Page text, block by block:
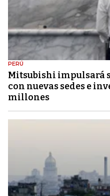
PERÚ
Mitsubishi impulsará
con nuevas sedes e
millones